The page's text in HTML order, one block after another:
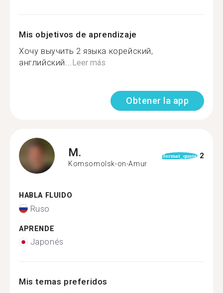
Mis objetivos de aprendizaje
Хочу выучить 2 языка корейский,
английский...Leer más
Obtener la app
M.
Komsomolsk-on-Amur
format_quote 2
HABLA FLUIDO
Ruso
APRENDE
Japonés
Mis temas preferidos